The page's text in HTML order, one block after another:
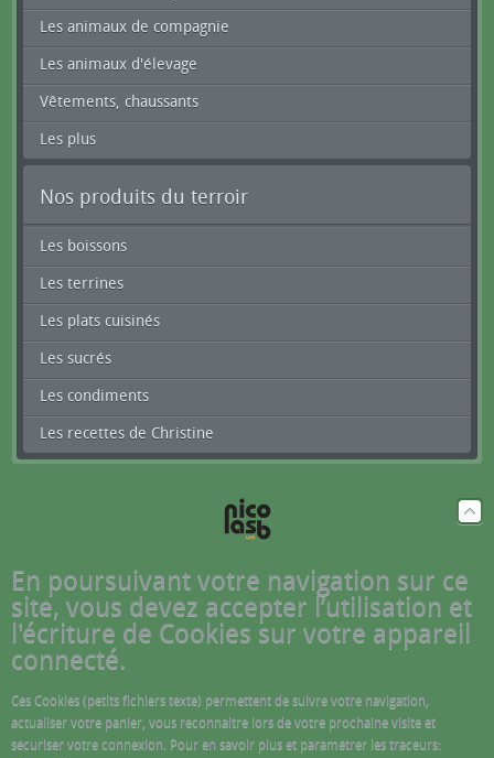
Les animaux de compagnie
Les animaux d'élevage
Vêtements, chaussants
Les plus
Nos produits du terroir
Les boissons
Les terrines
Les plats cuisinés
Les sucrés
Les condiments
Les recettes de Christine
En poursuivant votre navigation sur ce
site, vous devez accepter l’utilisation et
l'écriture de Cookies sur votre appareil
connecté.
Ces Cookies (petits fichiers texte) permettent de suivre votre navigation,
actualiser votre panier, vous reconnaitre lors de votre prochaine visite et
sécuriser votre connexion. Pour en savoir plus et paramétrer les traceurs: